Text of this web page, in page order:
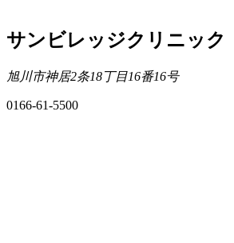
サンビレッジクリニック
旭川市神居2条18丁目16番16号
0166-61-5500